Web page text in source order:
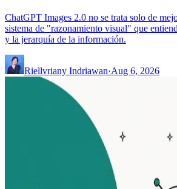
ChatGPT Images 2.0 no se trata solo de
sistema de "razonamiento visual" que
y la jerarquía de la información.
Riellvriany Indriawan·Aug 6, 2026